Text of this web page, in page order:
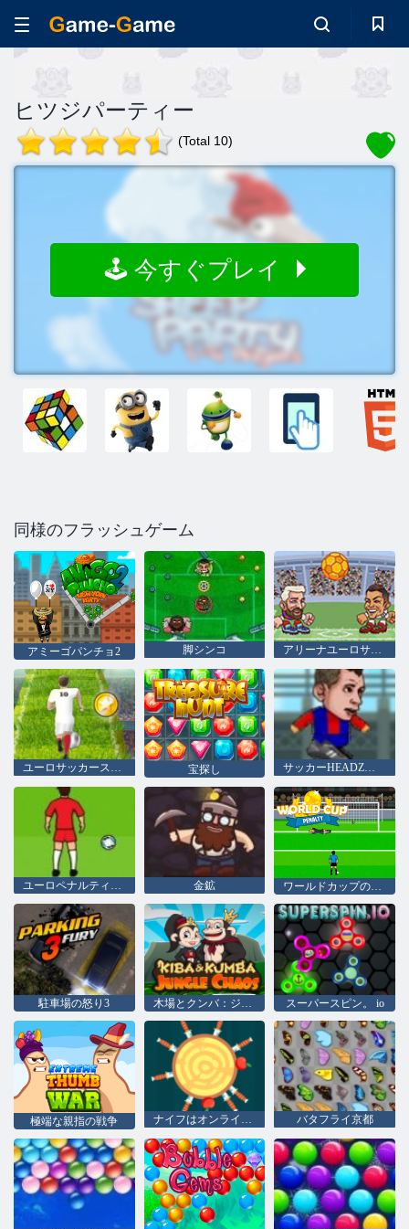
ヒツジパーティー
(Total 10)
🕹️ 今すぐプレイ
同様のフラッシュゲーム
アミーゴパンチョ2 脚シンコ アリーナユーロサッカーヘッズ
ユーロサッカースプリント 宝探し サッカーHEADZカップ2
ユーロペナルティ2016 金鉱 ワールドカップのペナルティ
駐車場の怒り3 木場とクンバ：ジャングルカオス スーパースピン。 io
極端な親指の戦争 ナイフはオンラインでヒット バタフライ京都